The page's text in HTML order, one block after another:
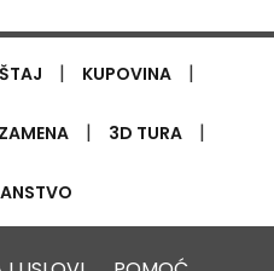
| KUPOVINA |
ZAMENA | 3D TURA |